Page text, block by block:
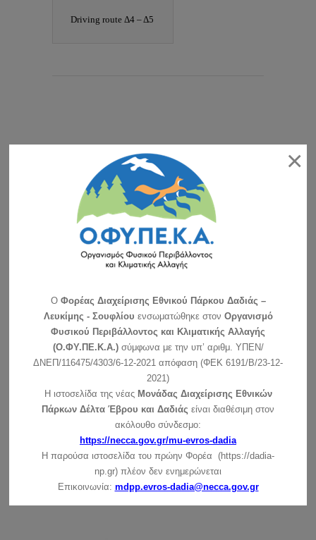
Driving route Δ4 – Δ5
ΠΥΡΚΑΓΙΑΣ
Λειτουργία Κέντρου Ενημέρωσης – Μέτρα
Πρακτικά συνεδριάσεων ΔΣεδώ
Δείτε τις τιμές των εισιτηρίων ξενάγησηςεδώ
×
O Φορέας Διαχείρισης Εθνικού Πάρκου Δαδιάς –
Λευκίμης - Σουφλίου ενσωματώθηκε στον Οργανισμό
Φυσικού Περιβάλλοντος και Κλιματικής Αλλαγής
(Ο.ΦΥ.ΠΕ.Κ.Α.)σύμφωνα με την υπ’ αριθμ. ΥΠΕΝ/
ΔΝΕΠ/116475/4303/6-12-2021 απόφαση (ΦΕΚ 6191/Β/23-12-
2021)
Η ιστοσελίδα της νέας Μονάδας Διαχείρισης Εθνικών
Πάρκων Δέλτα Έβρου και Δαδιάς είναι διαθέσιμη στον
ακόλουθο σύνδεσμο:
https://necca.gov.gr/mu-evros-dadia
Η παρούσα ιστοσελίδα του πρώην Φορέα (https://dadia-
np.gr) πλέον δεν ενημερώνεται
Επικοινωνία: mdpp.evros-dadia@necca.gov.gr